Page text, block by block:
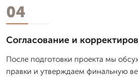
04
Согласование и
После подготовки проекта мы
правки и утверждаем финальную